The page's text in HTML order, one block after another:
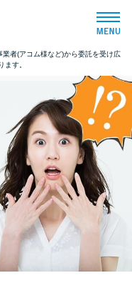
ング
りたい方向け
い方向け
者(アコム様など)から委託を受け広
ます。